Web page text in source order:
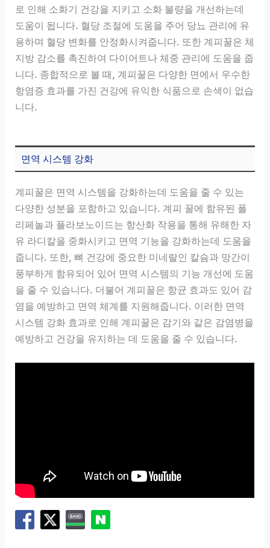
로 인해 소화기 건강을 지키고 소화 불량을 개선하는데
도움이 됩니다. 혈당 조절에 도움을 주어 당뇨 관리에 유
용하며 혈당 변화를 안정화시켜줍니다. 또한 계피꿀은 체
지방 감소를 촉진하여 다이어트나 체중 관리에 도움을 줍
니다. 종합적으로 볼 때, 계피꿀은 다양한 면에서 우수한
항염증 효과를 가진 건강에 유익한 식품으로 손색이 없습
니다.
면역 시스템 강화
계피꿀은 면역 시스템을 강화하는데 도움을 줄 수 있는
다양한 성분을 포함하고 있습니다. 계피 꿀에 함유된 폴
리페놀과 플라보노이드는 항산화 작용을 통해 유해한 자
유 라디칼을 중화시키고 면역 기능을 강화하는데 도움을
줍니다. 또한, 뼈 건강에 중요한 미네랄인 칼슘과 망간이
풍부하게 함유되어 있어 면역 시스템의 기능 개선에 도움
을 줄 수 있습니다. 더불어 계피꿀은 항균 효과도 있어 감
염을 예방하고 면역 체계를 지원해줍니다. 이러한 면역
시스템 강화 효과로 인해 계피꿀은 감기와 같은 감염병을
예방하고 건강을 유지하는 데 도움을 줄 수 있습니다.